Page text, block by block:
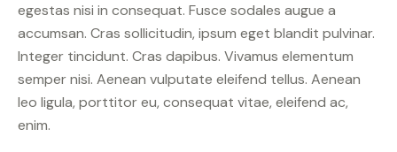
egestas nisi in consequat. Fusce sodales augue a
accumsan. Cras sollicitudin, ipsum eget blandit pulvinar.
Integer tincidunt. Cras dapibus. Vivamus elementum
semper nisi. Aenean vulputate eleifend tellus. Aenean
leo ligula, porttitor eu, consequat vitae, eleifend ac,
enim.